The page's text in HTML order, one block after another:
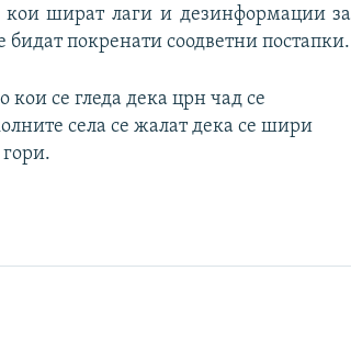
кои шират лаги и дезинформации за
бидат покренати соодветни постапки.
се гледа дека црн чад се
села се жалат дека се шири